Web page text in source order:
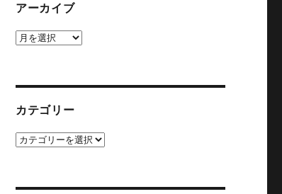
アーカイブ
ア
カテゴリー
カ